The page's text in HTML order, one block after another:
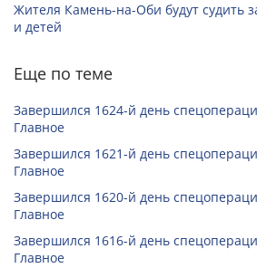
Жителя Камень-на-Оби будут судить
и детей
Еще по теме
Завершился 1624-й день
Главное
Завершился 1621-й день
Главное
Завершился 1620-й день
Главное
Завершился 1616-й день
Главное